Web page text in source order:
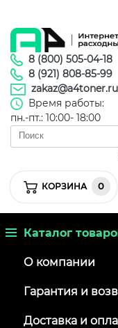
8 (800) 505-04-18
8 (921) 808-85-99
zakaz@a4toner.ru
Время работы:
пн.-пт.: 10:00- 18:00
КОРЗИНА 0
Каталог
О компании
Гарантия и
Доставка и